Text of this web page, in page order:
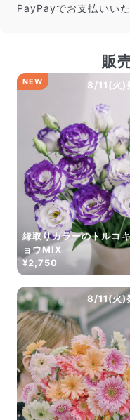
PayPayでお支払いいた
販
8/11(火)
NEW
縁取りカラーのトルコ
ョウMIX
¥2,750
8/11(火)